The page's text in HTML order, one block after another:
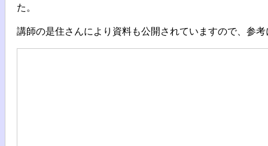
た。
講師の是住さんにより資料も公開されていますので、参考